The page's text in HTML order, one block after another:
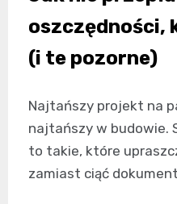
oszczędności,
(i te pozorne)
Najtańszy projekt na
najtańszy w budowie.
to takie, które
zamiast ciąć